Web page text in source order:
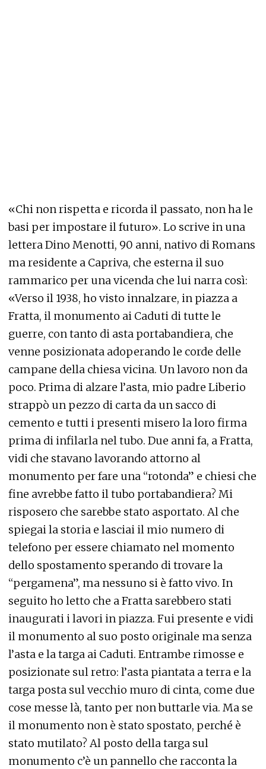
«Chi non rispetta e ricorda il passato, non ha le
basi per impostare il futuro». Lo scrive in una
lettera Dino Menotti, 90 anni, nativo di Romans
ma residente a Capriva, che esterna il suo
rammarico per una vicenda che lui narra così:
«Verso il 1938, ho visto innalzare, in piazza a
Fratta, il monumento ai Caduti di tutte le
guerre, con tanto di asta portabandiera, che
venne posizionata adoperando le corde delle
campane della chiesa vicina. Un lavoro non da
poco. Prima di alzare l’asta, mio padre Liberio
strappò un pezzo di carta da un sacco di
cemento e tutti i presenti misero la loro firma
prima di infilarla nel tubo. Due anni fa, a Fratta,
vidi che stavano lavorando attorno al
monumento per fare una “rotonda” e chiesi che
fine avrebbe fatto il tubo portabandiera? Mi
risposero che sarebbe stato asportato. Al che
spiegai la storia e lasciai il mio numero di
telefono per essere chiamato nel momento
dello spostamento sperando di trovare la
“pergamena”, ma nessuno si è fatto vivo. In
seguito ho letto che a Fratta sarebbero stati
inaugurati i lavori in piazza. Fui presente e vidi
il monumento al suo posto originale ma senza
l’asta e la targa ai Caduti. Entrambe rimosse e
posizionate sul retro: l’asta piantata a terra e la
targa posta sul vecchio muro di cinta, come due
cose messe là, tanto per non buttarle via. Ma se
il monumento non è stato spostato, perché è
stato mutilato? Al posto della targa sul
monumento c’è un pannello che racconta la